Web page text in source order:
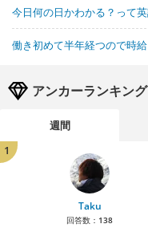
今日何の日かわかる？って
働き初めて半年経つので時
アンカーランキング
週間
1
Taku
回答数： 138